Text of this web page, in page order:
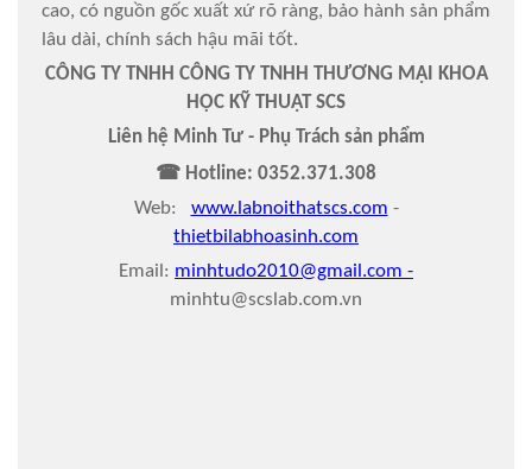
cao, có nguồn gốc xuất xứ rõ ràng, bảo hành sản phẩm
lâu dài, chính sách hậu mãi tốt.
CÔNG TY TNHH CÔNG TY TNHH THƯƠNG MẠI KHOA
HỌC KỸ THUẬT SCS
Liên hệ Minh Tư - Phụ Trách sản phẩm
☎ Hotline: 0352.371.308
Web: www.labnoithatscs.com -
thietbilabhoasinh.com
Email: minhtudo2010@gmail.com -
minhtu@scslab.com.vn